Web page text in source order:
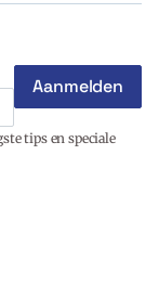
tips en speciale